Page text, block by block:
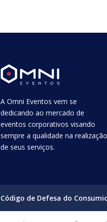
A Omni Eventos vem se
dedicando ao mercado de
eventos corporativos visando
sempre a qualidade na realização
de seus serviços.
Código de Defesa do